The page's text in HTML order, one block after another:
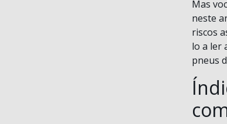
Mas
neste
riscos
lo a ler
pneus